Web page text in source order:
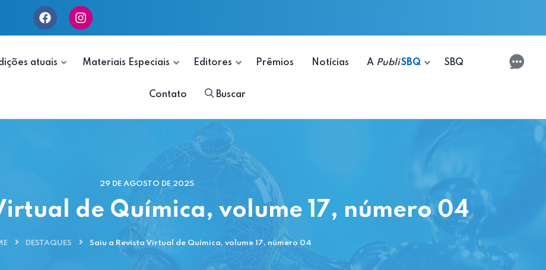
atuais Materiais Especiais Editores Prêmios Notícias A PubliSBQ SBQ
Contato Buscar
29 DE AGOSTO DE 2025
de Química, volume 17, número 04
DESTAQUES Saiu a Revista Virtual de Química, volume 17, número 04